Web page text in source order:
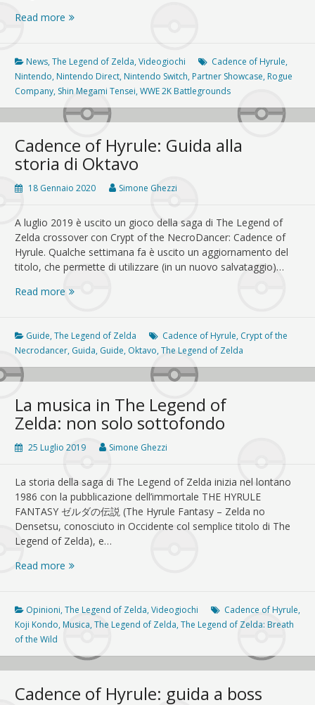
Read more Shin
III
e
V
in
arrivo
Nintendo
Switch
News,The Legend of Zelda,Videogiochi Cadence of Hyrule,
Nintendo, Nintendo Direct, Nintendo Switch, Partner Showcase, Rogue
Company, Shin Megami Tensei,WWE 2K Battlegrounds
Cadence of Hyrule: Guida alla
storia di Oktavo
18 Gennaio 2020 Simone Ghezzi
A luglio 2019 è uscito un gioco della saga di The Legend of
Zelda crossover con Crypt of the NecroDancer: Cadence of
Hyrule. Qualche settimana fa è uscito un aggiornamento del
titolo, che permette di utilizzare (in un nuovo salvataggio)…
Read more Cadence
Guida
alla
storia
di
Guide,The Legend of Zelda Cadence of Hyrule, Crypt of the
Necrodancer, Guida, Guide, Oktavo,The Legend of Zelda
La musica in The Legend of
Zelda: non solo sottofondo
25 Luglio 2019 Simone Ghezzi
La storia della saga di The Legend of Zelda inizia nel lontano
1986 con la pubblicazione dell’immortale THE HYRULE
FANTASY ゼルダの伝説 (The Hyrule Fantasy – Zelda no
Densetsu, conosciuto in Occidente col semplice titolo di The
Legend of Zelda), e…
Read more La
The
Legend
Zelda:
non
sottofondo
Opinioni,The Legend of Zelda,Videogiochi Cadence of Hyrule,
Koji Kondo, Musica,The Legend of Zelda,The Legend of Zelda: Breath
of the Wild
Cadence of Hyrule: guida a boss